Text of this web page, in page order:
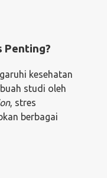
Penting?
kesehatan
studi oleh
, stres
berbagai